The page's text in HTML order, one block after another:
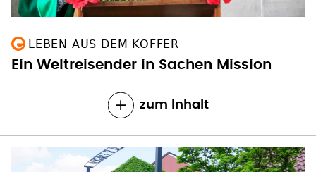
LEBEN AUS DEM KOFFER
Ein Weltreisender in Sachen Mission
zum Inhalt